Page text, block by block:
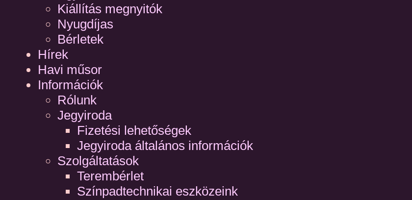
Kiállítás megnyitók
Nyugdíjas
Bérletek
Hírek
Havi műsor
Információk
Rólunk
Jegyiroda
Fizetési lehetőségek
Jegyiroda általános információk
Szolgáltatások
Terembérlet
Színpadtechnikai eszközeink